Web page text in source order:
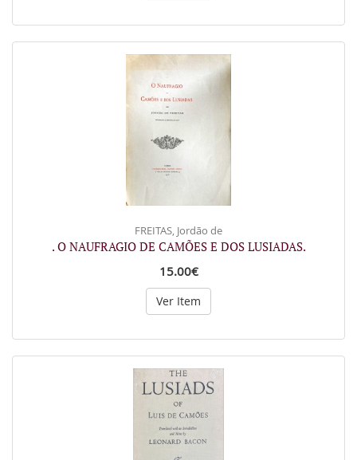
FREITAS, Jordão de
. O NAUFRAGIO DE CAMÕES E DOS LUSIADAS.
15.00€
Ver Item